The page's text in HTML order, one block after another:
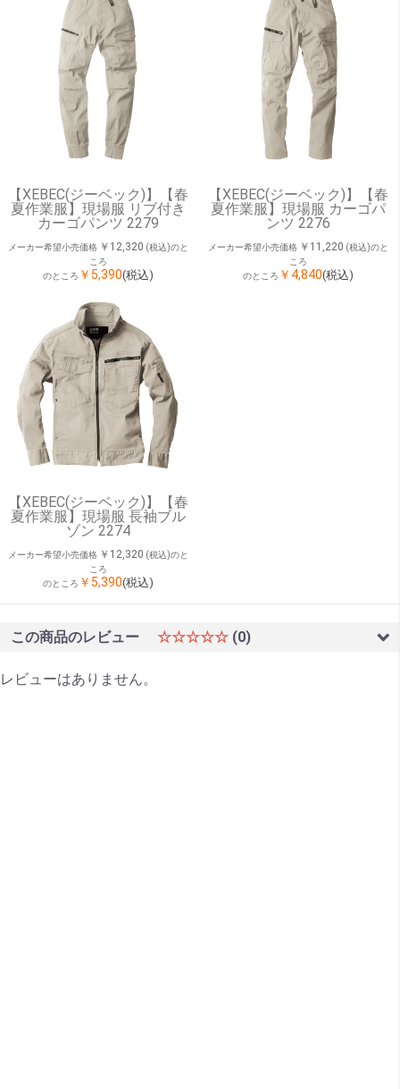
【XEBEC(ジーベック)】【春
夏作業服】現場服 リブ付き
カーゴパンツ 2279
メーカー希望小売価格 ￥12,320 (税込)のと
ころ
のところ ￥5,390(税込)
【XEBEC(ジーベック)】【春
夏作業服】現場服 カーゴパ
ンツ 2276
メーカー希望小売価格 ￥11,220 (税込)のと
ころ
のところ ￥4,840(税込)
【XEBEC(ジーベック)】【春
夏作業服】現場服 長袖ブル
ゾン 2274
メーカー希望小売価格 ￥12,320 (税込)のと
ころ
のところ ￥5,390(税込)
この商品のレビュー ☆☆☆☆☆ (0)
レビューはありません。